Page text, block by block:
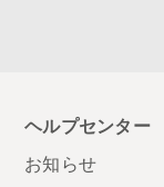
ヘルプセンター
お知らせ